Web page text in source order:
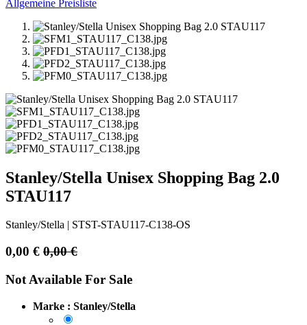
Allgemeine Preisliste
Stanley/Stella Unisex Shopping Bag 2.0
STAU117
Stanley/Stella STST-STAU117-C138-OS
0,00 € 0,00€
Not Available For Sale
Marke : Stanley/Stella